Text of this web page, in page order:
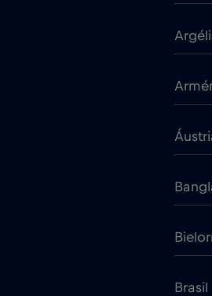
Brasil